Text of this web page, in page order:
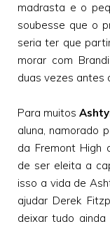
madrasta e o
soubesse que o
seria ter que
morar com
duas vezes antes
Para muitos
aluna, namorado
da Fremont High
de ser eleita a
isso a vida de
ajudar Derek
deixar tudo ainda